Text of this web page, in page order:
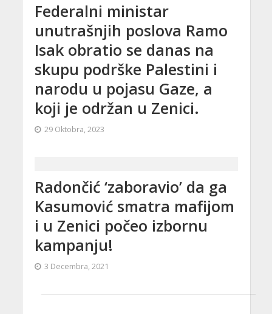
Federalni ministar
unutrašnjih poslova Ramo
Isak obratio se danas na
skupu podrške Palestini i
narodu u pojasu Gaze, a
koji je održan u Zenici.
29 Oktobra, 2023
Radončić ‘zaboravio’ da ga
Kasumović smatra mafijom
i u Zenici počeo izbornu
kampanju!
3 Decembra, 2021